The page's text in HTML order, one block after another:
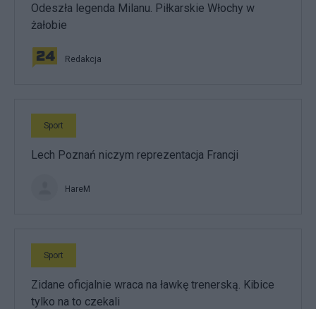
Odeszła legenda Milanu. Piłkarskie Włochy w
żałobie
Redakcja
Sport
Lech Poznań niczym reprezentacja Francji
HareM
Sport
Zidane oficjalnie wraca na ławkę trenerską. Kibice
tylko na to czekali